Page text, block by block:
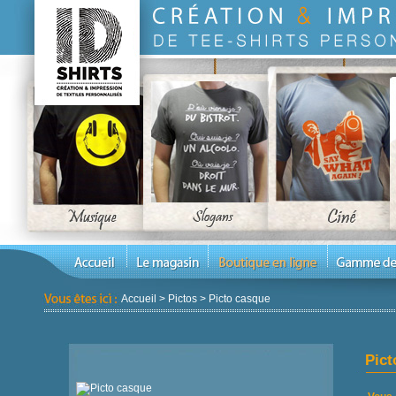
Accueil > Pictos > Picto casque